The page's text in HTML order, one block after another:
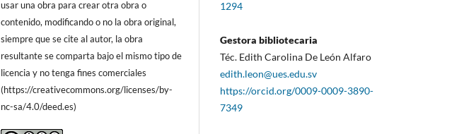
usar una obra para crear otra obra o
contenido, modificando o no la obra original,
siempre que se cite al autor, la obra
resultante se comparta bajo el mismo tipo de
licencia y no tenga fines comerciales
(https://creativecommons.org/licenses/by-
nc-sa/4.0/deed.es)
1294
Gestora bibliotecaria
Téc. Edith Carolina De León Alfaro
edith.leon@ues.edu.sv
https://orcid.org/0009-0009-3890-
7349